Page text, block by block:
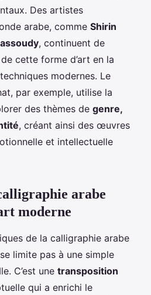
Des artistes
arabe, comme Shirin
, continuent de
cette forme d’art en la
modernes. Le
par exemple, utilise la
des thèmes de genre,
, créant ainsi des œuvres
et intellectuelle
arabe
moderne
de la calligraphie arabe
limite pas à une simple
C’est une transposition
qui a enrichi le